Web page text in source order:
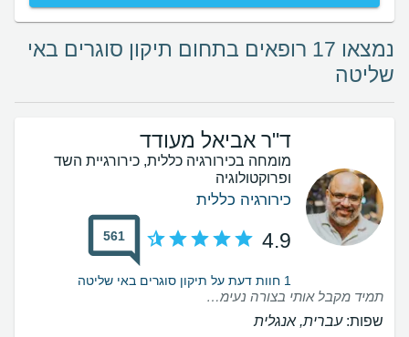
נמצאו 17 רופאים בתחום תיקון סוגרים באי
שליטה
ד"ר אביאל מעודד
מומחה בכירורגיה כללית, כירורגיית השד
ופרוקטולוגיה
כירורגיה כללית
4.9
561
1 חוות דעת על תיקון סוגרים באי שליטה
תמיד מקבל אותי בצורה נעימה ומקצועית
שפות:עברית, אנגלית